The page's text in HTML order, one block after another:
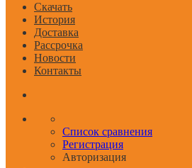
Скачать
История
Доставка
Рассрочка
Новости
Контакты
Список сравнения
Регистрация
Авторизация